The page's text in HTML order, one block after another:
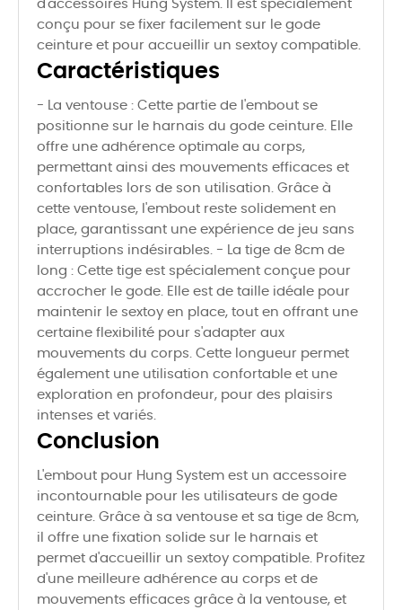
d'accessoires Hung System. Il est spécialement
conçu pour se fixer facilement sur le gode
ceinture et pour accueillir un sextoy compatible.
Caractéristiques
- La ventouse : Cette partie de l'embout se
positionne sur le harnais du gode ceinture. Elle
offre une adhérence optimale au corps,
permettant ainsi des mouvements efficaces et
confortables lors de son utilisation. Grâce à
cette ventouse, l'embout reste solidement en
place, garantissant une expérience de jeu sans
interruptions indésirables. - La tige de 8cm de
long : Cette tige est spécialement conçue pour
accrocher le gode. Elle est de taille idéale pour
maintenir le sextoy en place, tout en offrant une
certaine flexibilité pour s'adapter aux
mouvements du corps. Cette longueur permet
également une utilisation confortable et une
exploration en profondeur, pour des plaisirs
intenses et variés.
Conclusion
L'embout pour Hung System est un accessoire
incontournable pour les utilisateurs de gode
ceinture. Grâce à sa ventouse et sa tige de 8cm,
il offre une fixation solide sur le harnais et
permet d'accueillir un sextoy compatible. Profitez
d'une meilleure adhérence au corps et de
mouvements efficaces grâce à la ventouse, et